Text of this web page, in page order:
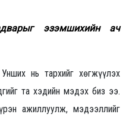
эзэмшихийн ач
нь тархийг хөгжүүлэх
та хэдийн мэдэх биз ээ.
ажиллуулж, мэдээллийг